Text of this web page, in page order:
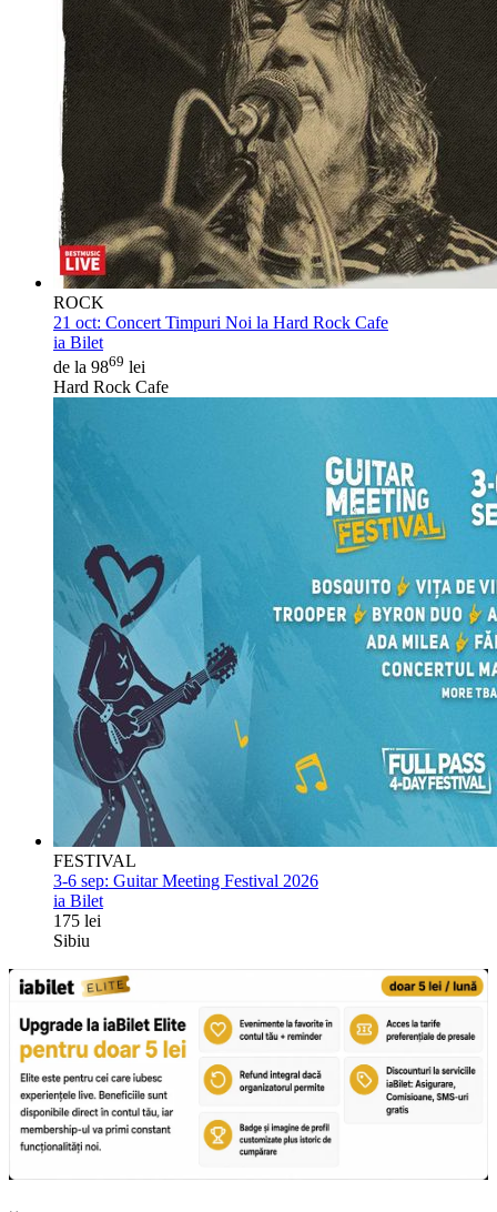
ROCK
21 oct: Concert Timpuri Noi la Hard Rock Cafe
ia Bilet
de la 9869 lei
Hard Rock Cafe
FESTIVAL
3-6 sep: Guitar Meeting Festival 2026
ia Bilet
175 lei
Sibiu